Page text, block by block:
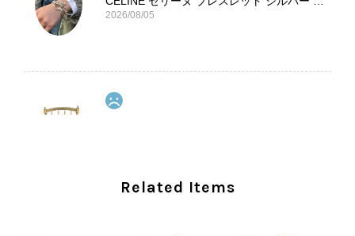
2026/08/05
外装内装ともにAランクの商品を購入しました。 しかし、実際に
Related Items